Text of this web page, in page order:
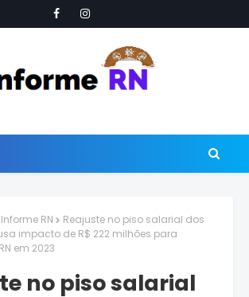
Informe RN
Reajuste no piso salarial dos
impacto de R$ 222 milhões para
em 2023
no piso salarial